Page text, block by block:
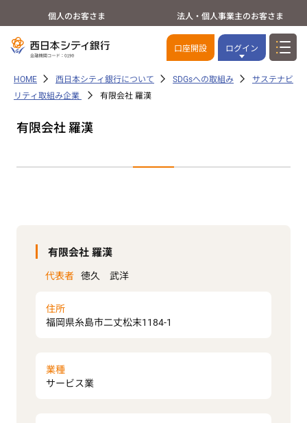
個人のお客さま 法人・個人事業主のお客さま
口座開設 ログイン
HOME 西日本シティ銀行について SDGsへの取組み
サステナビ
リティ取組み企業
有限会社 羅漢
有限会社 羅漢
有限会社 羅漢
代表者 徳久 武洋
住所
福岡県糸島市二丈松末1184-1
業種
サービス業